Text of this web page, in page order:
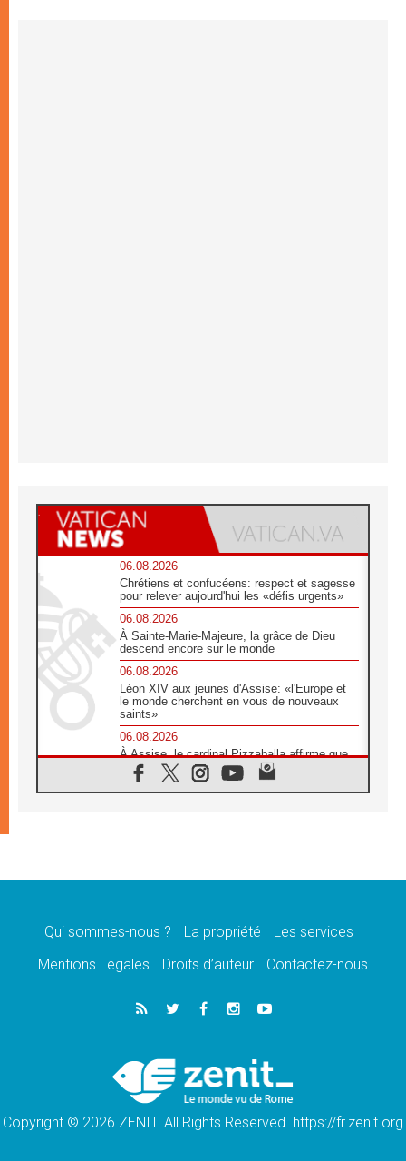
06.08.2026
Chrétiens et confucéens: respect et sagesse
pour relever aujourd'hui les «défis urgents»
06.08.2026
À Sainte-Marie-Majeure, la grâce de Dieu
descend encore sur le monde
06.08.2026
Léon XIV aux jeunes d'Assise: «l'Europe et
le monde cherchent en vous de nouveaux
saints»
06.08.2026
À Assise, le cardinal Pizzaballa affirme que
«les chrétiens veulent la paix»
06.08.2026
message de paix et de dignité humaine»
«La visite du Pape en Uruguay renforcera
05.08.2026
Le nonce en Ukraine: «Il est inquiétant
Léon XIV au Pérou, une lueur d'espoir pour
un peuple en quête de paix
Qui sommes-nous ? La propriété
Les services
Mentions Legales
Droits d’auteur Contactez-nous
Copyright © 2026 ZENIT. All Rights Reserved. https://fr.zenit.org